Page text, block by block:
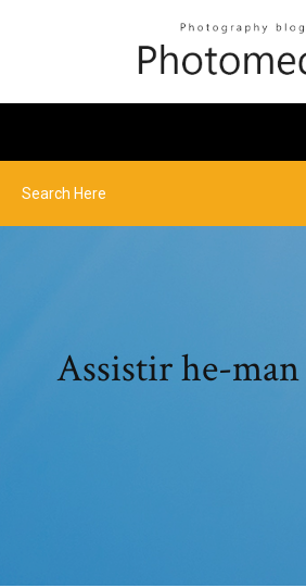
Assistir he-